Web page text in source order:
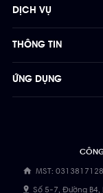
MST:
Số 5-7, Đường B4,
DỊCH VỤ
THÔNG TIN
ỨNG DỤNG